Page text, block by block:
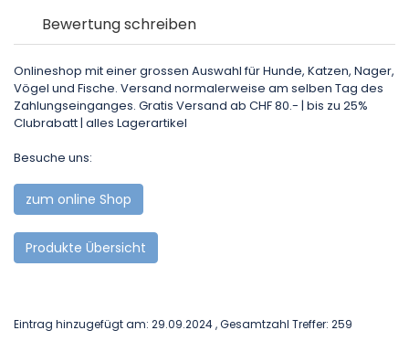
Bewertung schreiben
Onlineshop mit einer grossen Auswahl für Hunde, Katzen, Nager,
Vögel und Fische. Versand normalerweise am selben Tag des
Zahlungseinganges. Gratis Versand ab CHF 80.- | bis zu 25%
Clubrabatt | alles Lagerartikel
Besuche uns:
zum online Shop
Produkte Übersicht
Eintrag hinzugefügt am: 29.09.2024 , Gesamtzahl Treffer: 259